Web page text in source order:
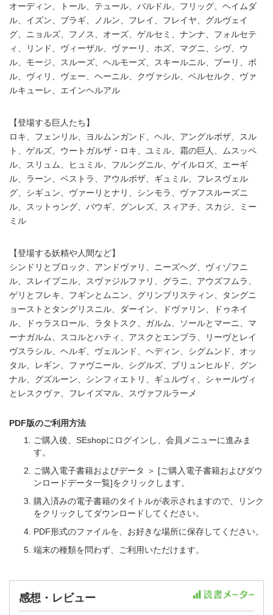
オーディン、トール、テュール、バルドル、フリッグ、ヘイムダ
ル、イズン、ブラギ、ノルン、フレイ、フレイヤ、グルヴェイ
グ、ニョルズ、フノス、オーズ、ゲルセミ、ナンナ、フォルセテ
ィ、リンド、ヴィーザル、ヴァーリ、ホズ、マグニ、シヴ、ウ
ル、モージ、スルーズ、ヘルモーズ、スキールニル、ブーリ、ボ
ル、ヴィリ、ヴェー、ヘーニル、クヴァシル、ベルセルク、ヴァ
ルキューレ、エインヘルアル
【登場する巨人たち】
ロキ、フェンリル、ヨルムンガンド、ヘル、アングルボザ、スル
ト、ゲルズ、ウートガルザ・ロキ、ユミル、霜の巨人、ムスッペ
ル、スリュム、ヒュミル、フルングニル、ゲイルロズ、エーギ
ル、ラーン、ベストラ、アウルボザ、ギュミル、フレスヴェル
グ、シギュン、ヴァーリとナリ、シンモラ、ヴァフスルーズニ
ル、スットゥング、バウギ、グンレズ、スィアチ、スカジ、ミー
ミル
【登場する妖精や人間など】
シンドリとブロック、アンドヴァリ、ニーズヘグ、ヴィゾフニ
ル、スレイプニル、スヴァジルファリ、グラニ、アウズフムラ、
ゲリとフレキ、フギンとムニン、グリンブリスティン、タングニ
ョーストとタングリスニル、ダーイン、ドヴァリン、ドゥネイ
ル、ドゥラスロール、ラタトスク、ガルム、ソールとマーニ、マ
ーナガルム、スコルとハティ、アスクとエンブラ、リーヴとレイ
ヴスラシル、ヘルギ、ヴェルンド、ヘディン、シグムンド、オッ
タル、レギン、ファヴニール、シグルズ、ブリュンヒルド、グン
ナル、グズルーン、シンフィエトリ、ギュルヴィ、シャールヴィ
とレスクヴァ、フレイズマル、スヴァフルラーメ
PDF版のご利用方法
ご購入後、SEshopにログインし、会員メニューに進みま
す。
ご購入電子書籍およびデータ ＞ [ご購入電子書籍およびダウ
ンロードデータ一覧]をクリックします。
購入済みの電子書籍のタイトルが表示されますので、リンク
をクリックしてダウンロードしてください。
PDF形式のファイルを、お好きな場所に保存してください。
端末の種類を問わず、ご利用いただけます。
感想・レビュー